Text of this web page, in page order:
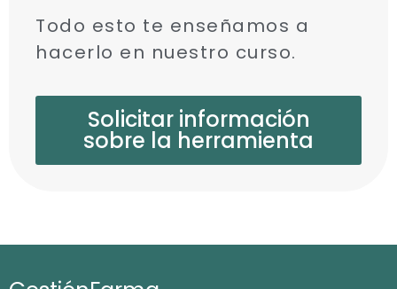
Todo esto te enseñamos a
hacerlo en nuestro curso.
Solicitar información
sobre la herramienta